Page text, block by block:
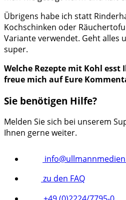
Übrigens habe ich statt
Kochschinken oder
Variante verwendet. Geht alles
super.
Welche Rezepte mit Kohl esst
freue mich auf Eure
Sie benötigen Hilfe?
Melden Sie sich bei unserem
Ihnen gerne weiter.
zu den FAQ